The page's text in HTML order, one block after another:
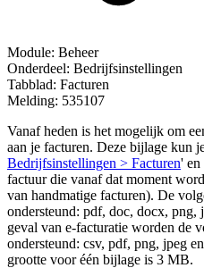
Module: Beheer
Onderdeel: Bedrijfsinstellingen
Tabblad: Facturen
Melding: 535107
Vanaf heden is het mogelijk om
aan je facturen. Deze bijlage kun
Bedrijfsinstellingen > Facturen' en
factuur die vanaf dat moment
van handmatige facturen). De
ondersteund: pdf, doc, docx, png,
geval van e-facturatie worden de
ondersteund: csv, pdf, png, jpeg
grootte voor één bijlage is 3 MB.